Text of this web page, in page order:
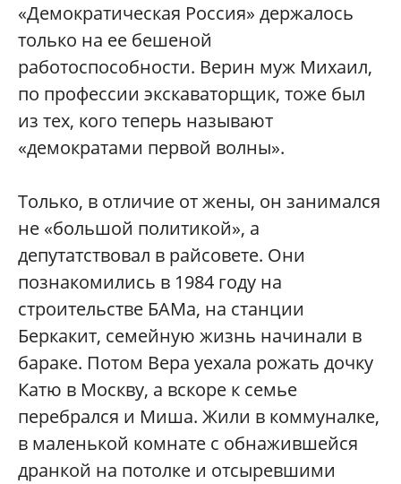
«Демократическая Россия»‎ держалось
только на ее бешеной
работоспособности. Верин муж Михаил,
по профессии экскаваторщик, тоже был
из тех, кого теперь называют
«демократами первой волны»‎.
Только, в отличие от жены, он занимался
не «большой политикой»‎, а
депутатствовал в райсовете. Они
познакомились в 1984 году на
строительстве БАМа, на станции
Беркакит, семейную жизнь начинали в
бараке. Потом Вера уехала рожать дочку
Катю в Москву, а вскоре к семье
перебрался и Миша. Жили в коммуналке,
в маленькой комнате с обнажившейся
дранкой на потолке и отсыревшими